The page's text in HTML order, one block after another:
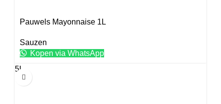
Pauwels Mayonnaise 1L
Sauzen
Kopen via WhatsApp
5L